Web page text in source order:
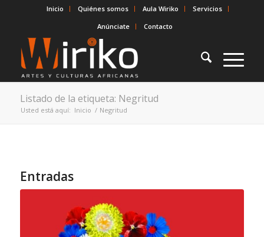
Inicio Quiénes somos Aula Wiriko
Servicios
Anúnciate
Contacto
Listado de la etiqueta: Negritud
Usted está aquí: Inicio / Negritud
Entradas